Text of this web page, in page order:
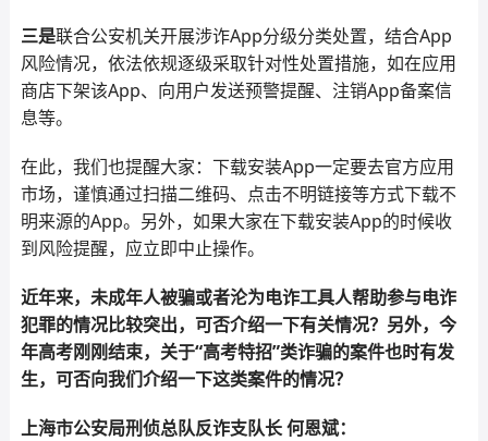
三是联合公安机关开展涉诈App分级分类处置，结合App
风险情况，依法依规逐级采取针对性处置措施，如在应用
商店下架该App、向用户发送预警提醒、注销App备案信
息等。
在此，我们也提醒大家：下载安装App一定要去官方应用
市场，谨慎通过扫描二维码、点击不明链接等方式下载不
明来源的App。另外，如果大家在下载安装App的时候收
到风险提醒，应立即中止操作。
近年来，未成年人被骗或者沦为电诈工具人帮助参与电诈
犯罪的情况比较突出，可否介绍一下有关情况？另外，今
年高考刚刚结束，关于“高考特招”类诈骗的案件也时有发
生，可否向我们介绍一下这类案件的情况？
上海市公安局刑侦总队反诈支队长 何恩斌：